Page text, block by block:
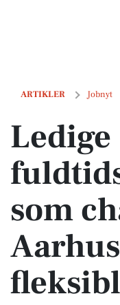
ARTIKLER Jobnyt
Ledige
Ledige
som